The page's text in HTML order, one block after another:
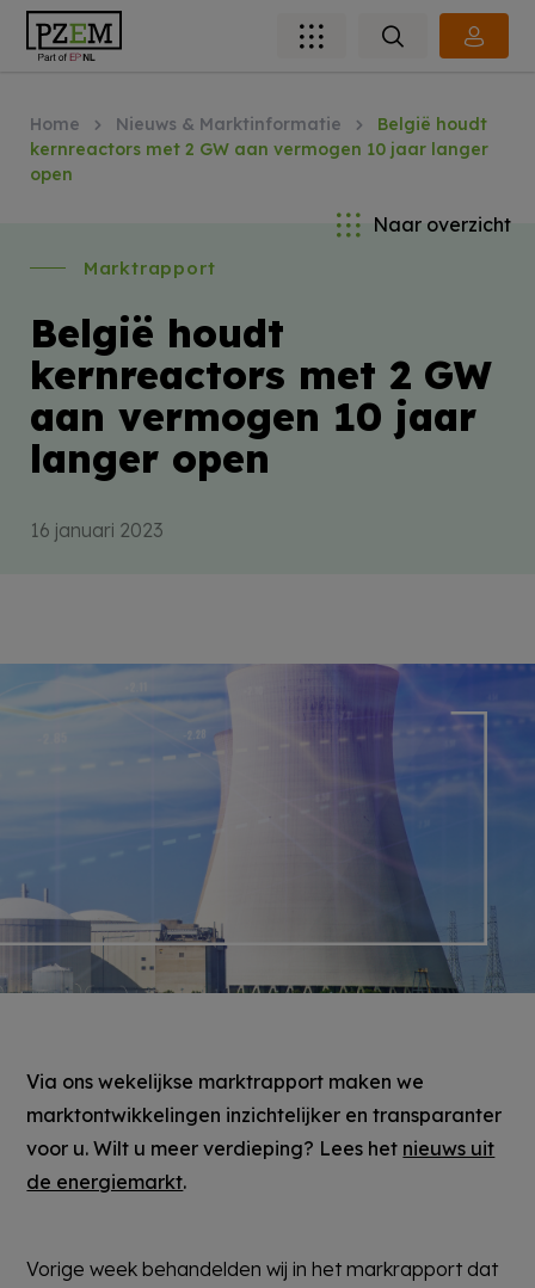
Home Nieuws & Marktinformatie
België houdt
kernreactors met 2 GW aan vermogen 10 jaar langer
open
Naar overzicht
Marktrapport
België houdt
kernreactors met 2 GW
aan vermogen 10 jaar
langer open
16 januari 2023
Via ons wekelijkse marktrapport maken we
marktontwikkelingen inzichtelijker en transparanter
voor u. Wilt u meer verdieping? Lees het nieuws uit
de energiemarkt.
Vorige week behandelden wij in het markrapport dat